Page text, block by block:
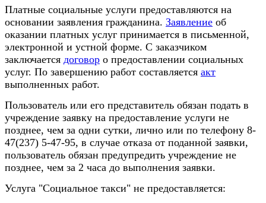
Платные социальные услуги предоставляются на
основании заявления гражданина. Заявление об
оказании платных услуг принимается в письменной,
электронной и устной форме. С заказчиком
заключается договор о предоставлении социальных
услуг. По завершению работ составляется акт
выполненных работ.
Пользователь или его представитель обязан подать в
учреждение заявку на предоставление услуги не
позднее, чем за одни сутки, лично или по телефону 8-
47(237) 5-47-95, в случае отказа от поданной заявки,
пользователь обязан предупредить учреждение не
позднее, чем за 2 часа до выполнения заявки.
Услуга "Социальное такси" не предоставляется: